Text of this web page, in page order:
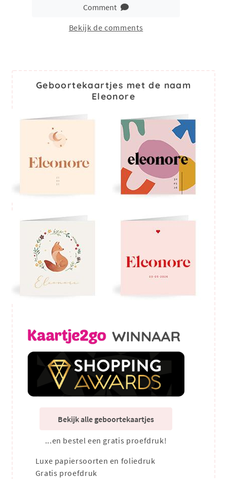
Comment
Bekijk de comments
Geboortekaartjes met de naam
Eleonore
Bekijk alle geboortekaartjes
...en bestel een gratis proefdruk!
Luxe papiersoorten en foliedruk
Gratis proefdruk